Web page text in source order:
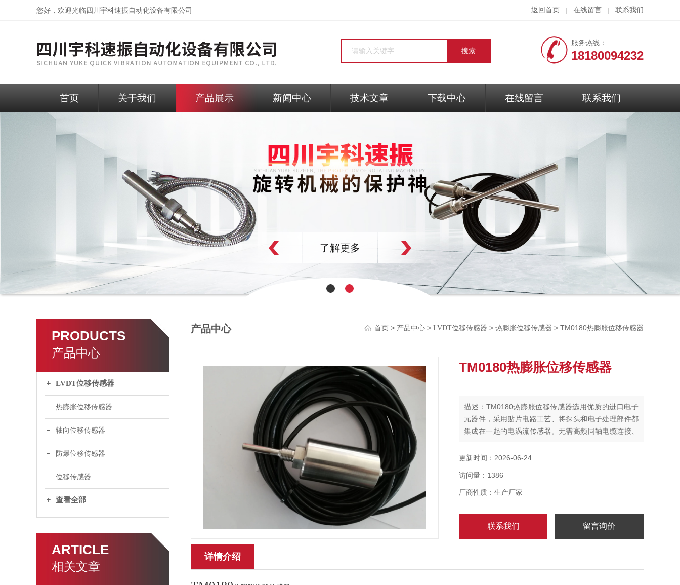
您好，欢迎光临 四川宇科速振自动化设备有限公司 返回首页 在线留言 联系我们
服务热线：
18180094232
首页 关于我们 产品展示 新闻中心 技术文章 下载中心 在线留言 联系我们
了解更多
PRODUCTS
产品中心
LVDT位移传感器
热膨胀位移传感器
轴向位移传感器
防爆位移传感器
位移传感器
查看全部
ARTICLE
相关文章
产品中心 首页 > 产品中心 > LVDT位移传感器 > 热膨胀位移传感器 > TM0180热膨胀位移传感器
TM0180热膨胀位移传感器
描述：TM0180热膨胀位移传感器选用优质的进口电子
元器件，采用贴片电路工艺、将探头和电子处理部件都
集成在一起的电涡流传感器。无需高频同轴电缆连接、
少等优点。在水轮发电机等常温位移测试领域得到了广
更新时间：2026-06-24
访问量：1386
厂商性质：生产厂家
联系我们 留言询价
详情介绍